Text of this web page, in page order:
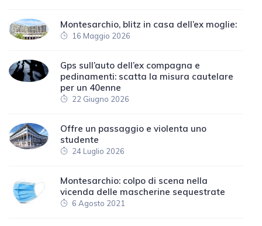
Montesarchio, blitz in casa dell’ex moglie:
16 Maggio 2026
Gps sull’auto dell’ex compagna e
pedinamenti: scatta la misura cautelare
per un 40enne
22 Giugno 2026
Offre un passaggio e violenta uno
studente
24 Luglio 2026
Montesarchio: colpo di scena nella
vicenda delle mascherine sequestrate
6 Agosto 2021